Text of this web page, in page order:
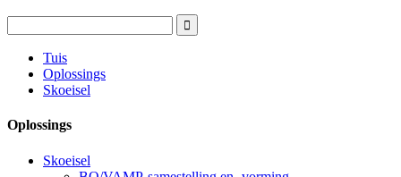
Tuis
Oplossings
Skoeisel
Oplossings
Skoeisel